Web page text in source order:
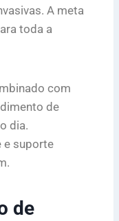
A meta
toda a
com
de
dia.
e suporte
de